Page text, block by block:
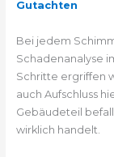
Gutachten
Bei jedem
Schadenanalyse
Schritte ergriffen
auch Aufschluss
Gebäudeteil
wirklich handelt.